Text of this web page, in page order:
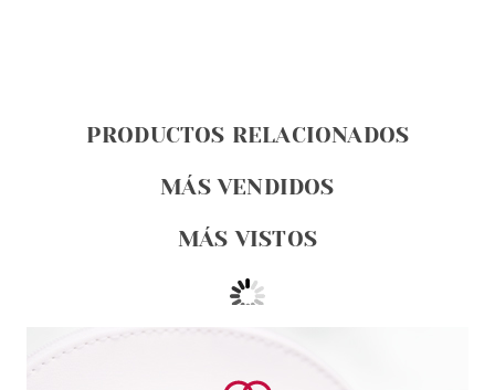
PRODUCTOS RELACIONADOS
MÁS VENDIDOS
MÁS VISTOS